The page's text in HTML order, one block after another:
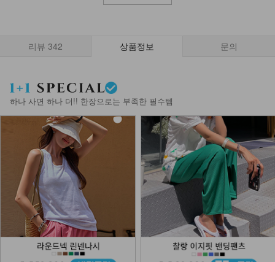
리뷰 342 상품정보 문의
하나 사면 하나 더!! 한장으로는 부족한 필수템